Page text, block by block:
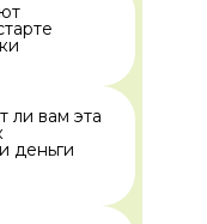
ли вам эта
деньги